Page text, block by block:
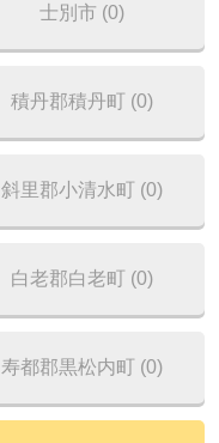
士別市 (0)
積丹郡積丹町 (0)
斜里郡小清水町 (0)
白老郡白老町 (0)
寿都郡黒松内町 (0)